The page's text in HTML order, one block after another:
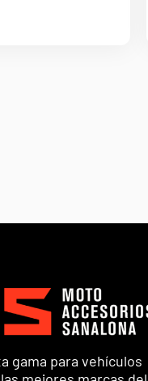
gama para vehículos